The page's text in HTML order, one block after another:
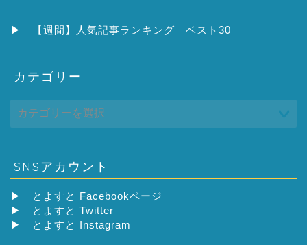
ブ
▶ 【週間】人気記事ランキング ベスト30
カテゴリー
SNSアカウント
▶
とよすと Facebookページ
▶
とよすと Twitter
▶
とよすと Instagram